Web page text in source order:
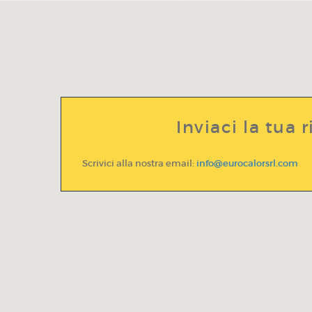
Inviaci la tua
Scrivici alla nostra email: info@eurocalorsrl.com